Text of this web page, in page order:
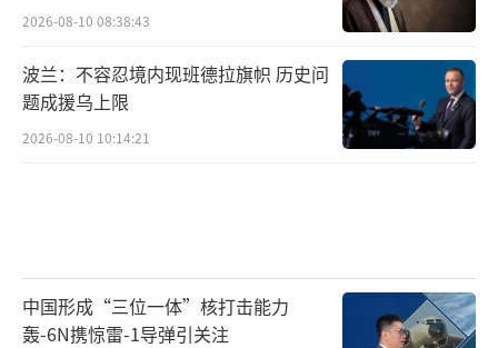
2026-08-10 08:38:43
波兰：不容忍境内现班德拉旗帜 历史问
题成援乌上限
2026-08-10 10:14:21
中国形成“三位一体”核打击能力
轰-6N携惊雷-1导弹引关注